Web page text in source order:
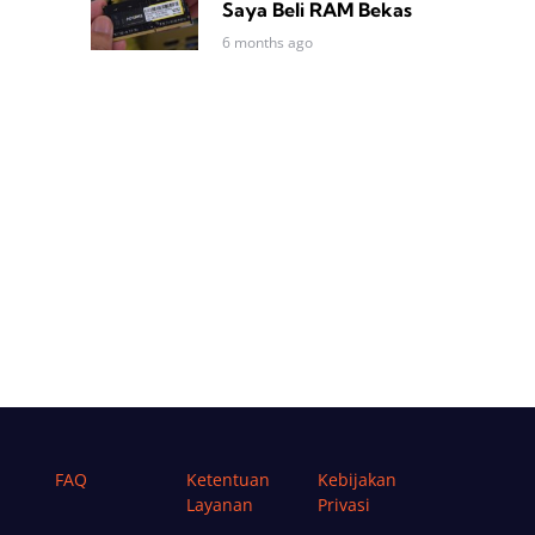
Saya Beli RAM Bekas
6 months ago
FAQ
Ketentuan
Layanan
Kebijakan
Privasi